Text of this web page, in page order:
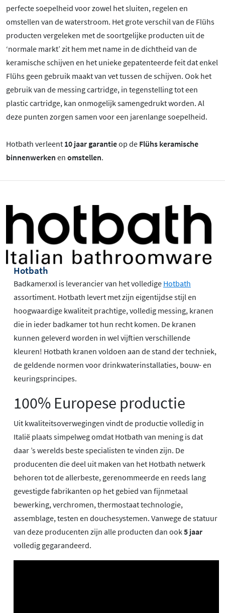
perfecte soepelheid voor zowel het sluiten, regelen en
omstellen van de waterstroom. Het grote verschil van de Flühs
producten vergeleken met de soortgelijke producten uit de
‘normale markt’ zit hem met name in de dichtheid van de
keramische schijven en het unieke gepatenteerde feit dat enkel
Flühs geen gebruik maakt van vet tussen de schijven. Ook het
gebruik van de messing cartridge, in tegenstelling tot een
plastic cartridge, kan onmogelijk samengedrukt worden. Al
deze punten zorgen samen voor een jarenlange soepelheid.
Hotbath verleent 10 jaar garantieop de Flühs keramische
binnenwerken en omstellen.
Hotbath
Badkamerxxl is leverancier van het volledige Hotbath
assortiment. Hotbath levert met zijn eigentijdse stijl en
hoogwaardige kwaliteit prachtige, volledig messing, kranen
die in ieder badkamer tot hun recht komen. De kranen
kunnen geleverd worden in wel vijftien verschillende
kleuren! Hotbath kranen voldoen aan de stand der techniek,
de geldende normen voor drinkwaterinstallaties, bouw- en
keuringsprincipes.
100% Europese productie
Uit kwaliteitsoverwegingen vindt de productie volledig in
Italië plaats simpelweg omdat Hotbath van mening is dat
daar ’s werelds beste specialisten te vinden zijn. De
producenten die deel uit maken van het Hotbath netwerk
behoren tot de allerbeste, gerenommeerde en reeds lang
gevestigde fabrikanten op het gebied van fijnmetaal
bewerking, verchromen, thermostaat technologie,
assemblage, testen en douchesystemen. Vanwege de statuur
van deze producenten zijn alle producten dan ook5 jaar
volledig gegarandeerd.